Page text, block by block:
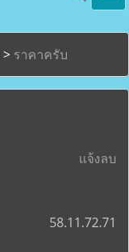
> ราคาครับ
แจ้งลบ
58.11.72.71